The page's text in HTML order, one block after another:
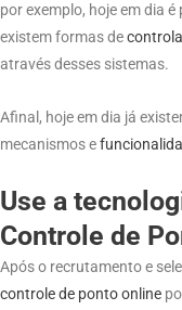
por exemplo, hoje em dia
existem formas de
através desses sistemas.
Afinal, hoje em dia já
mecanismos e
Use a
Controle de
Após o recrutamento e
controle de pontoonline